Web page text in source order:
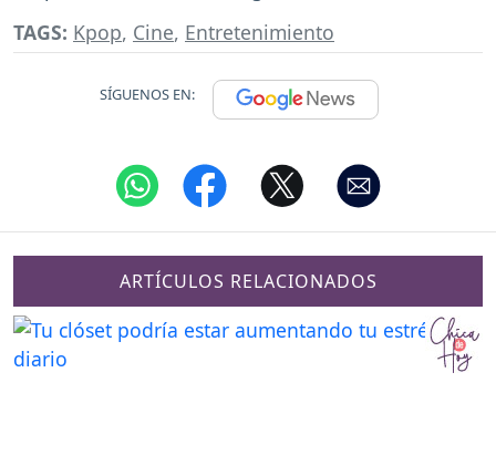
TAGS: Kpop, Cine, Entretenimiento
SÍGUENOS EN:
ARTÍCULOS RELACIONADOS